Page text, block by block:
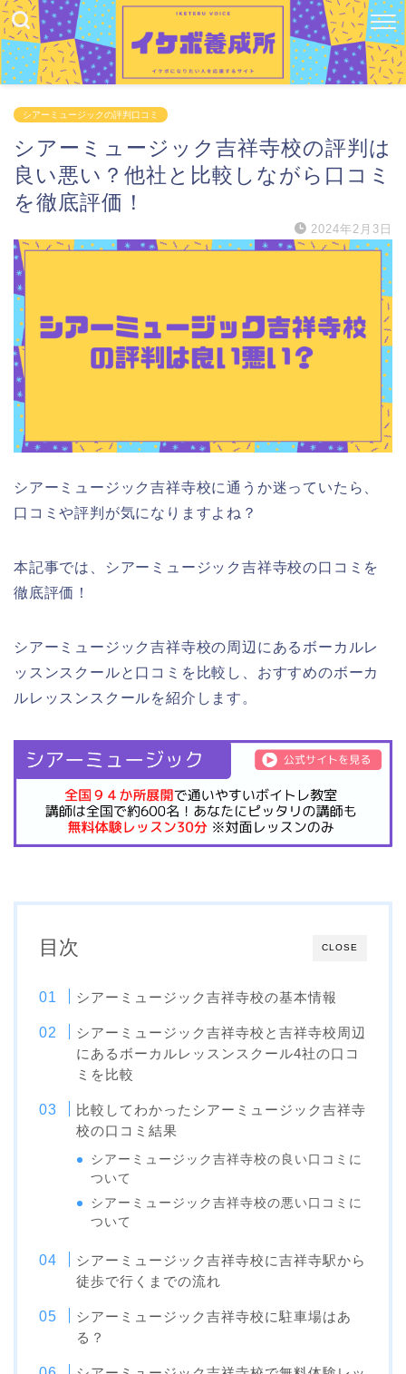
シアーミュージックの評判口コミ
シアーミュージック吉祥寺校の評判は
良い悪い？他社と比較しながら口コミ
を徹底評価！
2024年2月3日
シアーミュージック吉祥寺校に通うか迷っていたら、
口コミや評判が気になりますよね？
本記事では、シアーミュージック吉祥寺校の口コミを
徹底評価！
シアーミュージック吉祥寺校の周辺にあるボーカルレ
ッスンスクールと口コミを比較し、おすすめのボーカ
ルレッスンスクールを紹介します。
CLOSE
目次
シアーミュージック吉祥寺校の基本情報
シアーミュージック吉祥寺校と吉祥寺校周辺
にあるボーカルレッスンスクール4社の口コ
ミを比較
比較してわかったシアーミュージック吉祥寺
校の口コミ結果
シアーミュージック吉祥寺校の良い口コミに
ついて
シアーミュージック吉祥寺校の悪い口コミに
ついて
シアーミュージック吉祥寺校に吉祥寺駅から
徒歩で行くまでの流れ
シアーミュージック吉祥寺校に駐車場はあ
る？